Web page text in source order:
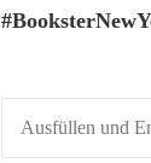
Suchst